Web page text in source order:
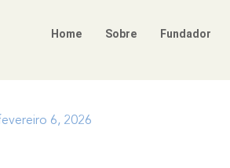
Home Sobre Fundador
6, 2026